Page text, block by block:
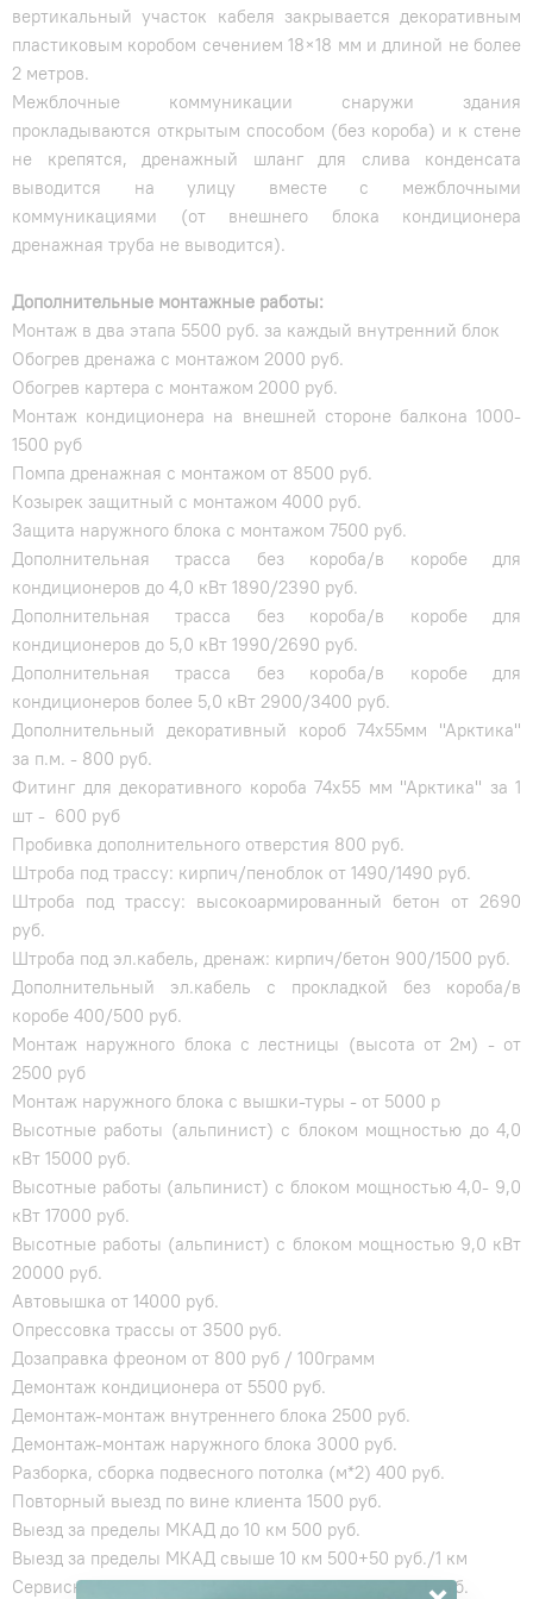
вертикальный участок кабеля закрывается декоративным
пластиковым коробом сечением 18×18 мм и длиной не более
2 метров.
Межблочные коммуникации снаружи здания
прокладываются открытым способом (без короба) и к стене
не крепятся, дренажный шланг для слива конденсата
выводится на улицу вместе с межблочными
коммуникациями (от внешнего блока кондиционера
дренажная труба не выводится).
Дополнительные монтажные работы:
Монтаж в два этапа 5500 руб. за каждый внутренний блок
Обогрев дренажа с монтажом 2000 руб.
Обогрев картера с монтажом 2000 руб.
Монтаж кондиционера на внешней стороне балкона 1000-
1500 руб
Помпа дренажная с монтажом от 8500 руб.
Козырек защитный с монтажом 4000 руб.
Защита наружного блока с монтажом 7500 руб.
Дополнительная трасса без короба/в коробе для
кондиционеров до 4,0 кВт 1890/2390 руб.
Дополнительная трасса без короба/в коробе для
кондиционеров до 5,0 кВт 1990/2690 руб.
Дополнительная трасса без короба/в коробе для
кондиционеров более 5,0 кВт 2900/3400 руб.
Дополнительный декоративный короб 74х55мм "Арктика"
за п.м. - 800 руб.
Фитинг для декоративного короба 74х55 мм "Арктика" за 1
шт - 600 руб
Пробивка дополнительного отверстия 800 руб.
Штроба под трассу: кирпич/пеноблок от 1490/1490 руб.
Штроба под трассу: высокоармированный бетон от 2690
руб.
Штроба под эл.кабель, дренаж: кирпич/бетон 900/1500 руб.
Дополнительный эл.кабель с прокладкой без короба/в
коробе 400/500 руб.
Монтаж наружного блока с лестницы (высота от 2м) - от
2500 руб
Монтаж наружного блока с вышки-туры - от 5000 р
Высотные работы (альпинист) с блоком мощностью до 4,0
кВт 15000 руб.
Высотные работы (альпинист) с блоком мощностью 4,0- 9,0
кВт 17000 руб.
Высотные работы (альпинист) с блоком мощностью 9,0 кВт
20000 руб.
Автовышка от 14000 руб.
Опрессовка трассы от 3500 руб.
Дозаправка фреоном от 800 руб / 100грамм
Демонтаж кондиционера от 5500 руб.
Демонтаж-монтаж внутреннего блока 2500 руб.
Демонтаж-монтаж наружного блока 3000 руб.
Разборка, сборка подвесного потолка (м*2) 400 руб.
Повторный выезд по вине клиента 1500 руб.
Выезд за пределы МКАД до 10 км 500 руб.
Выезд за пределы МКАД свыше 10 км 500+50 руб./1 км
Сервисное обслуживание кондиционеров от 5900 руб.